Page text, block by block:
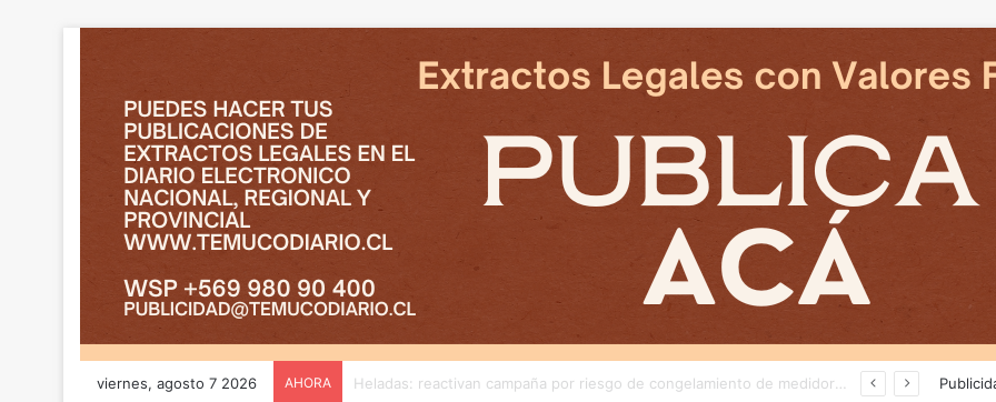
viernes, agosto 7 2026 AHORA